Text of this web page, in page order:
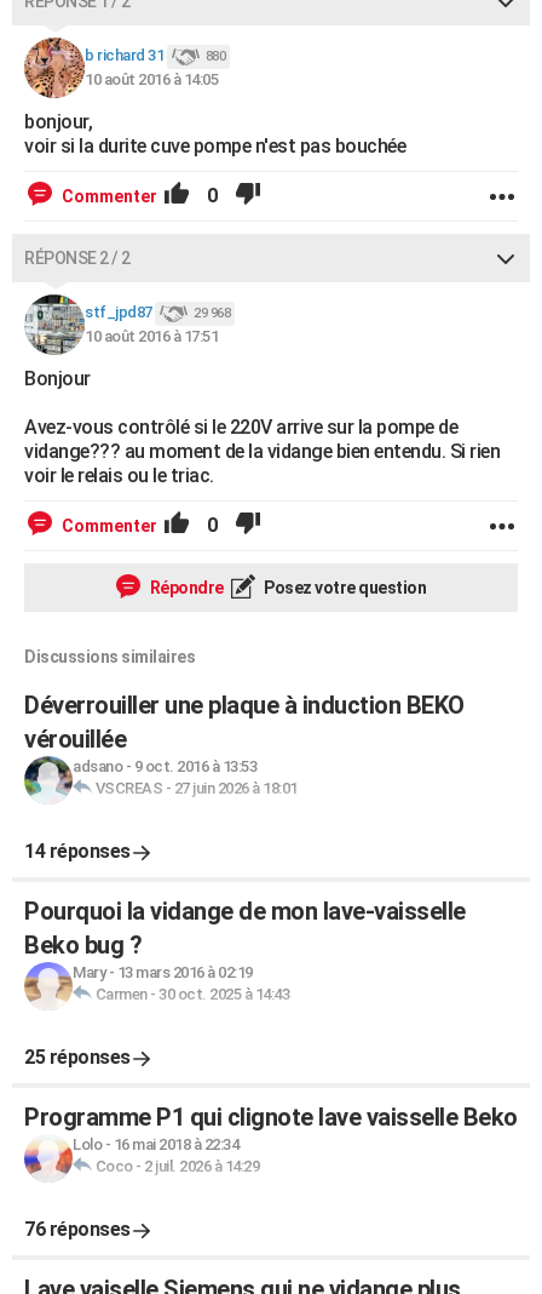
b richard 31 880
10 août 2016 à 14:05
bonjour,
voir si la durite cuve pompe n'est pas bouchée
Commenter 0
RÉPONSE 2 / 2
stf_jpd87 29 968
10 août 2016 à 17:51
Bonjour
Avez-vous contrôlé si le 220V arrive sur la pompe de
vidange??? au moment de la vidange bien entendu. Si rien
voir le relais ou le triac.
Commenter 0
Répondre Posez votre question
Discussions similaires
Déverrouiller une plaque à induction BEKO
vérouillée
adsano- 9 oct. 2016 à 13:53
VSCREAS - 27 juin 2026 à 18:01
14 réponses
Pourquoi la vidange de mon lave-vaisselle
Beko bug ?
Mary- 13 mars 2016 à 02:19
Carmen- 30 oct. 2025 à 14:43
25 réponses
Programme P1 qui clignote lave vaisselle Beko
Lolo- 16 mai 2018 à 22:34
Coco- 2 juil. 2026 à 14:29
76 réponses